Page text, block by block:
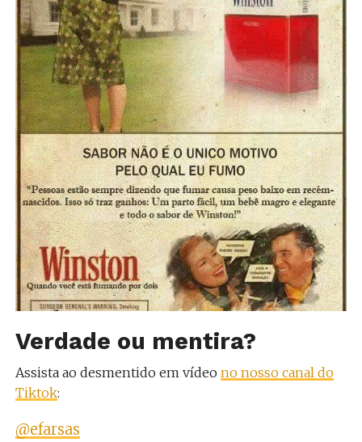
Verdade ou mentira?
Assista ao desmentido em vídeo no nosso canal do
Tiktok:
@efarsas